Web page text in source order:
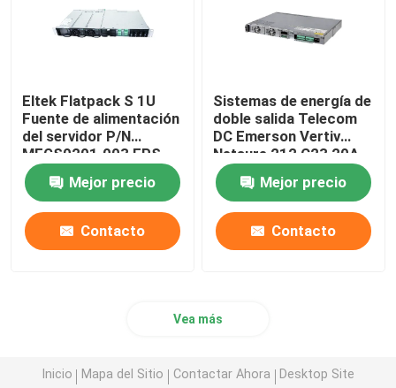
Eltek Flatpack S 1U
Fuente de alimentación
del servidor P/N
MFGS0201.003 FPS
48V 2KW 230VAC BD
Mejor precio
Contacto
Sistemas de energía de
doble salida Telecom
DC Emerson Vertiv
Netsure 212 C23 20A
48V
Mejor precio
Contacto
Vea más
Inicio Mapa del Sitio Contactar Ahora Desktop Site